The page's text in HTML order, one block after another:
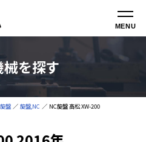
を探す
盤 旋盤,NC NC旋盤 高松 XW-200